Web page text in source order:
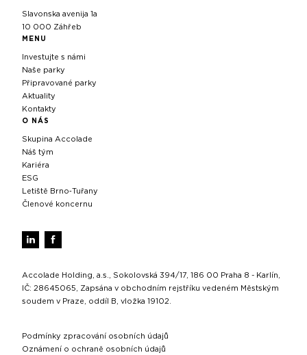
Slavonska avenija 1a
10 000 Záhřeb
MENU
Investujte s námi
Naše parky
Připravované parky
Aktuality
Kontakty
O NÁS
Skupina Accolade
Náš tým
Kariéra
ESG
Letiště Brno‑Tuřany
Členové koncernu
Accolade Holding, a.s., Sokolovská 394/17, 186 00 Praha 8 - Karlín,
IČ: 28645065, Zapsána v obchodním rejstříku vedeném Městským
soudem v Praze, oddíl B, vložka 19102.
Podmínky zpracování osobních údajů
Oznámení o ochraně osobních údajů